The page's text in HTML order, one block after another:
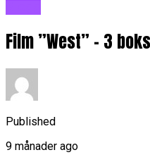
Film ”West” – 3
Published
9 månader ago